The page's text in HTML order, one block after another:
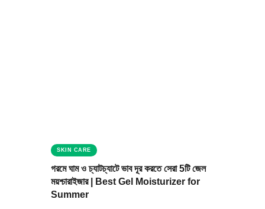
SKIN CARE
গরমে ঘাম ও চ্যাটচ্যাটে ভাব দূর করতে সেরা 5টি জেল
ময়শ্চারাইজার | Best Gel Moisturizer for
Summer